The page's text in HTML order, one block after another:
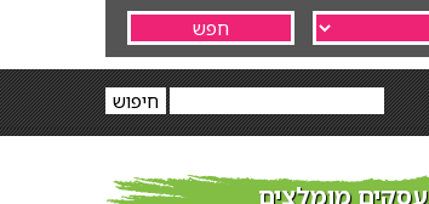
עסקים מומלצים